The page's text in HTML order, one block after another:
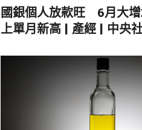
國銀個人放款旺 6月大增
上單月新高 | 產經 | 中央